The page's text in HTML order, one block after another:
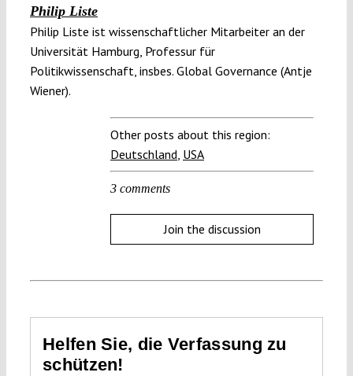
Philip Liste
Philip Liste ist wissenschaftlicher Mitarbeiter an der
Universität Hamburg, Professur für
Politikwissenschaft, insbes. Global Governance (Antje
Wiener).
Other posts about this region:
Deutschland USA
3 comments
Join the discussion
Helfen Sie, die Verfassung zu
schützen!